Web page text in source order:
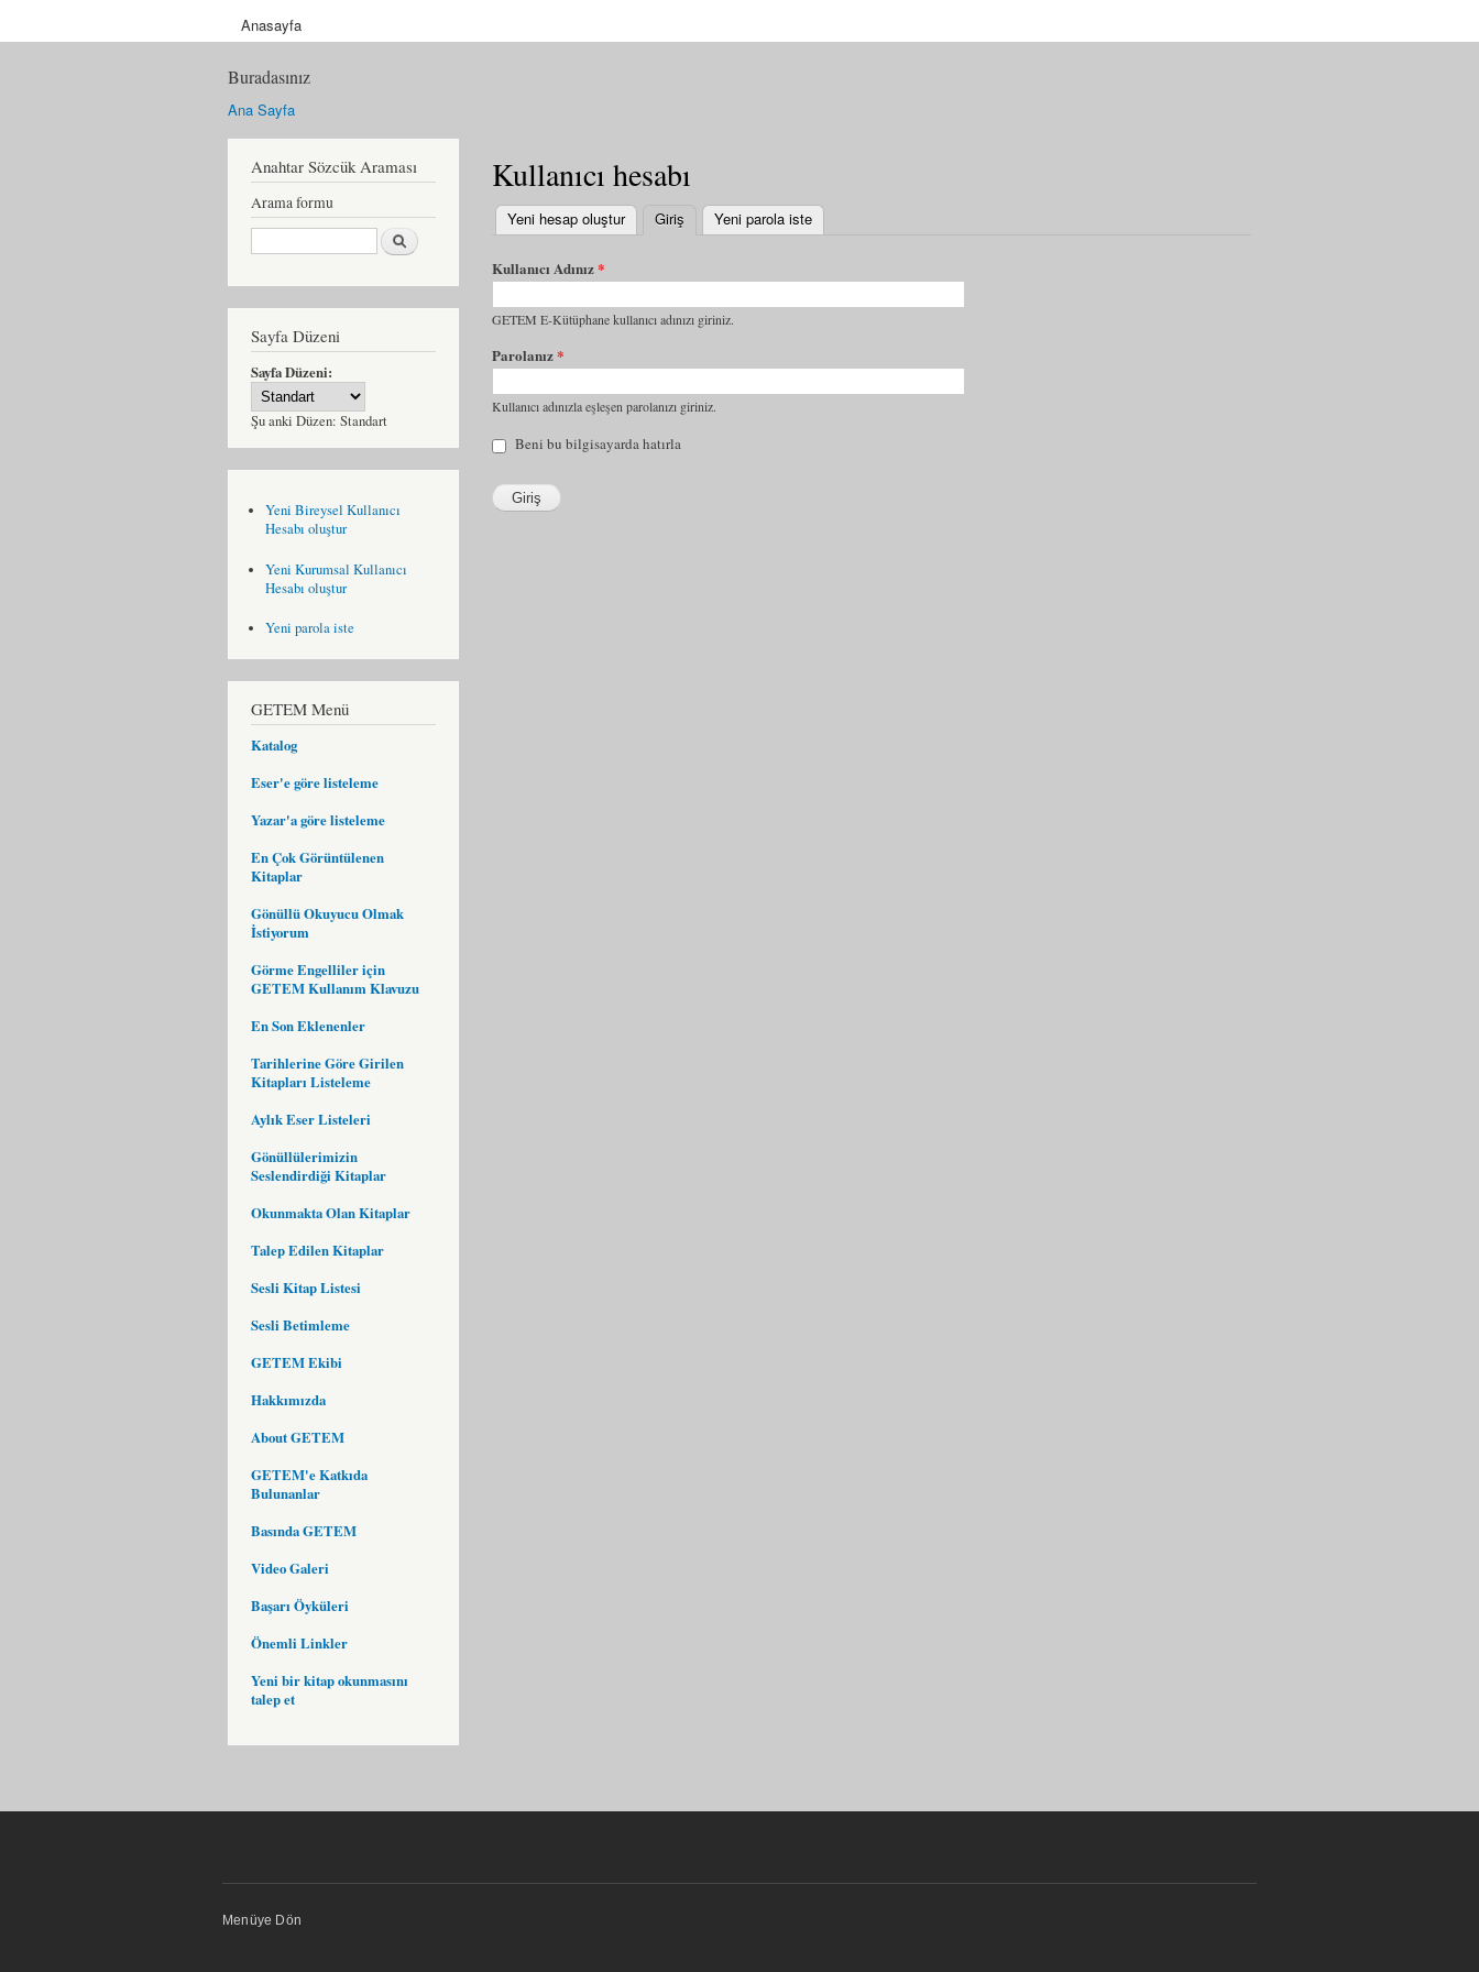
Anasayfa
Buradasınız
Ana Sayfa
Anahtar Sözcük Araması
Arama formu
Ara
Sayfa Düzeni
Sayfa Düzeni:
Şu anki Düzen: Standart
Yeni Bireysel Kullanıcı
Hesabı oluştur
Yeni Kurumsal Kullanıcı
Hesabı oluştur
Yeni parola iste
GETEM Menü
Katalog
Eser'e göre listeleme
Yazar'a göre listeleme
En Çok Görüntülenen
Kitaplar
Gönüllü Okuyucu Olmak
İstiyorum
Görme Engelliler için
GETEM Kullanım Klavuzu
En Son Eklenenler
Tarihlerine Göre Girilen
Kitapları Listeleme
Aylık Eser Listeleri
Gönüllülerimizin
Seslendirdiği Kitaplar
Okunmakta Olan Kitaplar
Talep Edilen Kitaplar
Sesli Kitap Listesi
Sesli Betimleme
GETEM Ekibi
Hakkımızda
About GETEM
GETEM'e Katkıda
Bulunanlar
Basında GETEM
Video Galeri
Başarı Öyküleri
Önemli Linkler
Yeni bir kitap okunmasını
talep et
Kullanıcı hesabı
Yeni hesap oluştur Giriş (etkin sekme)
Yeni parola iste
Kullanıcı Adınız*
GETEM E-Kütüphane kullanıcı adınızı giriniz.
Parolanız*
Kullanıcı adınızla eşleşen parolanızı giriniz.
Beni bu bilgisayarda hatırla
Menüye Dön